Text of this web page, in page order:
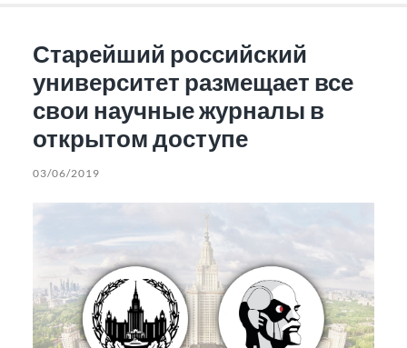
Старейший российский
университет размещает все
свои научные журналы в
открытом доступе
03/06/2019